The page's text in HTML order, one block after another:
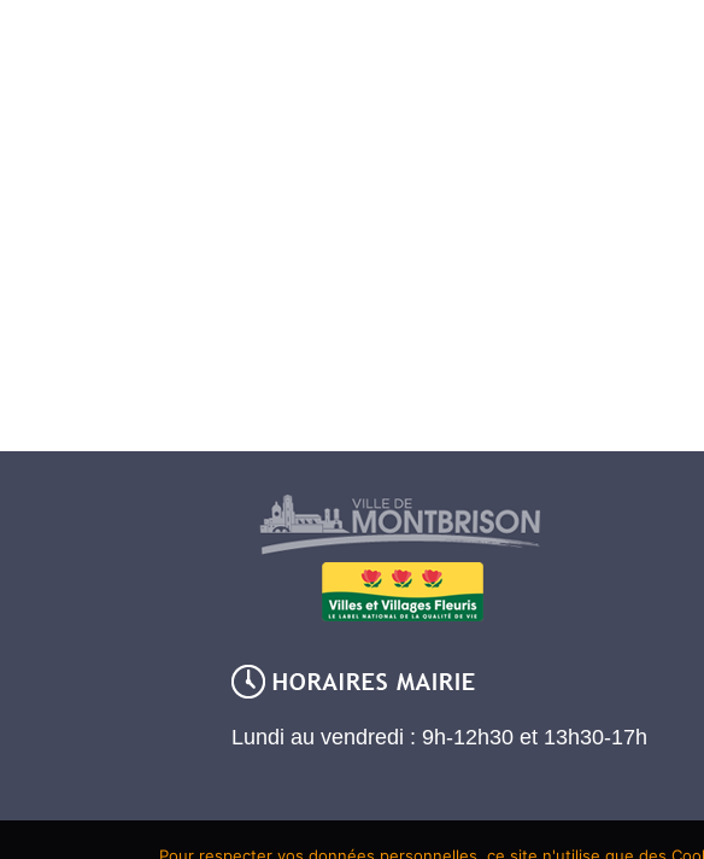
Lundi au vendredi : 9h-12h30 et 13h30-17h